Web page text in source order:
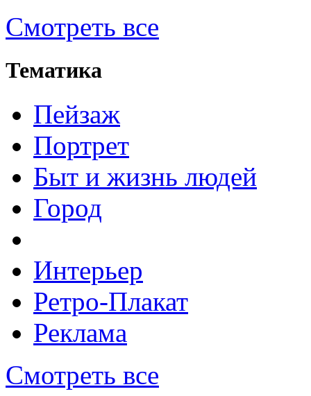
Смотреть все
Тематика
Пейзаж
Портрет
Быт и жизнь людей
Город
Интерьер
Ретро-Плакат
Реклама
Смотреть все